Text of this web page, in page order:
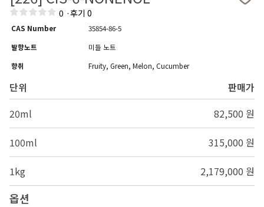
0 ·후기 0
CAS Number
35854-86-5
발향노트
미들 노트
향취
Fruity, Green, Melon, Cucumber
단위
판매가
20ml
82,500 원
100ml 315,000 원
1kg 2,179,000 원
옵션